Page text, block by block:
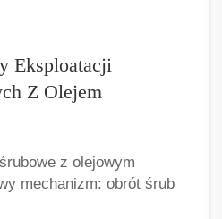
Eksploatacji
Z Olejem
z olejowym
mechanizm: obrót śrub
Sercem sprężarek